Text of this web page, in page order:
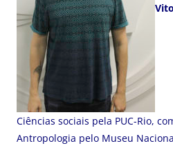
Ciências sociais pela PUC-Rio,
Antropologia pelo Museu